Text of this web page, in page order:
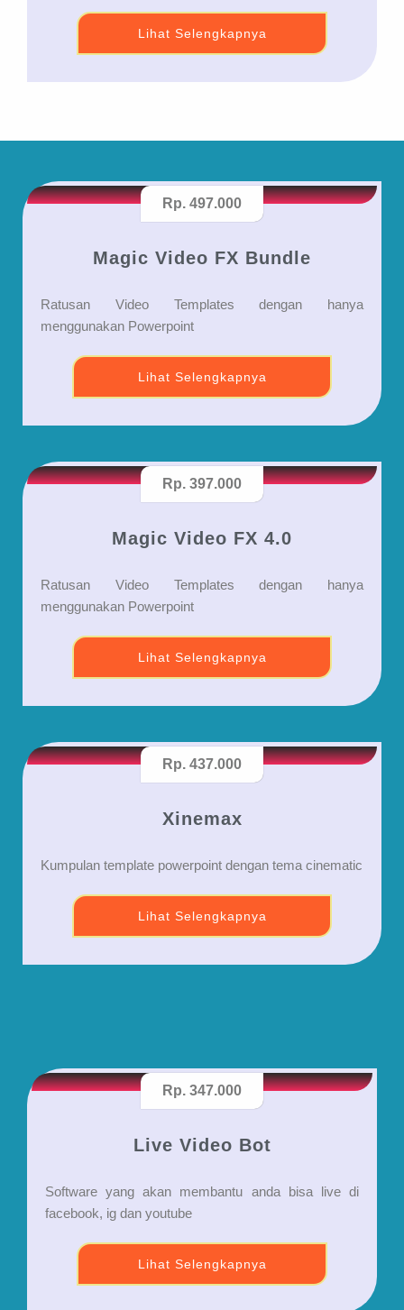
Lihat Selengkapnya
Rp. 497.000
Magic Video FX Bundle
Ratusan Video Templates dengan hanya
menggunakan Powerpoint
Lihat Selengkapnya
Rp. 397.000
Magic Video FX 4.0
Ratusan Video Templates dengan hanya
menggunakan Powerpoint
Lihat Selengkapnya
Rp. 437.000
Xinemax
Kumpulan template powerpoint dengan tema cinematic
Lihat Selengkapnya
Rp. 347.000
Live Video Bot
Software yang akan membantu anda bisa live di
facebook, ig dan youtube
Lihat Selengkapnya